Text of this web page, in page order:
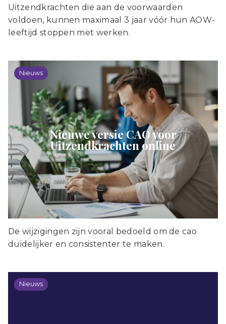
Uitzendkrachten die aan de voorwaarden
voldoen, kunnen maximaal 3 jaar vóór hun AOW-
leeftijd stoppen met werken.
Nieuws
Nieuwe versie CAO voor
Uitzendkrachten online
De wijzigingen zijn vooral bedoeld om de cao
duidelijker en consistenter te maken.
Nieuws